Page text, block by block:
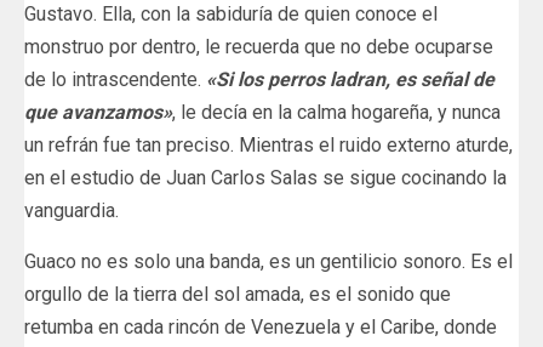
Gustavo. Ella, con la sabiduría de quien conoce el
monstruo por dentro, le recuerda que no debe ocuparse
de lo intrascendente. «Si los perros ladran, es señal de
que avanzamos», le decía en la calma hogareña, y nunca
un refrán fue tan preciso. Mientras el ruido externo aturde,
en el estudio de Juan Carlos Salas se sigue cocinando la
vanguardia.
Guaco no es solo una banda, es un gentilicio sonoro. Es el
orgullo de la tierra del sol amada, es el sonido que
retumba en cada rincón de Venezuela y el Caribe, donde